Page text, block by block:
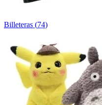
Billeteras (74)